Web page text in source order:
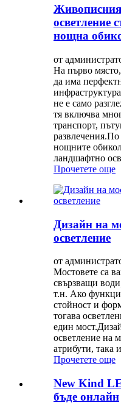
осветление
нощна
от
На първо
да има
не е само
тя включва
транспорт,
нощните
ландшафтно
Прочетете още
Дизайн на
осветление
от
Мостовете са
свързващи
т.н. Ако
стойност и
тогава
един
осветление на
атрибути, така
Прочетете още
New Kind
бъде онлайн